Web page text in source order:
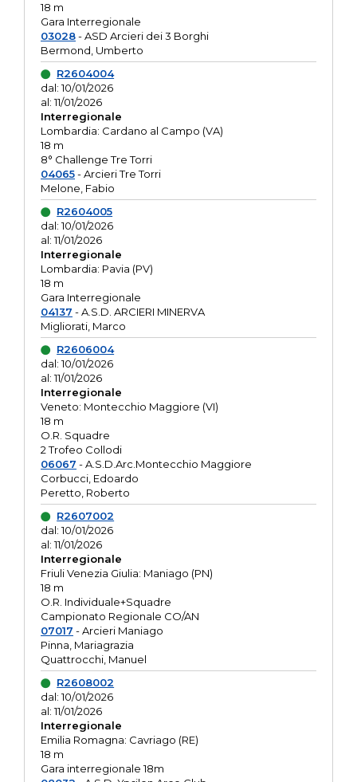
18 m
Gara Interregionale
03028- ASD Arcieri dei 3 Borghi
Bermond, Umberto
R2604004
dal: 10/01/2026
al: 11/01/2026
Interregionale
Lombardia: Cardano al Campo (VA)
18 m
8° Challenge Tre Torri
04065- Arcieri Tre Torri
Melone, Fabio
R2604005
dal: 10/01/2026
al: 11/01/2026
Interregionale
Lombardia: Pavia (PV)
18 m
Gara Interregionale
04137 - A.S.D. ARCIERI MINERVA
Migliorati, Marco
R2606004
dal: 10/01/2026
al: 11/01/2026
Interregionale
Veneto: Montecchio Maggiore (VI)
18 m
O.R. Squadre
2 Trofeo Collodi
06067 - A.S.D.Arc.Montecchio Maggiore
Corbucci, Edoardo
Peretto, Roberto
R2607002
dal: 10/01/2026
al: 11/01/2026
Interregionale
Friuli Venezia Giulia: Maniago (PN)
18 m
O.R. Individuale+Squadre
Campionato Regionale CO/AN
07017 - Arcieri Maniago
Pinna, Mariagrazia
Quattrocchi, Manuel
R2608002
dal: 10/01/2026
al: 11/01/2026
Interregionale
Emilia Romagna: Cavriago (RE)
18 m
Gara interregionale 18m